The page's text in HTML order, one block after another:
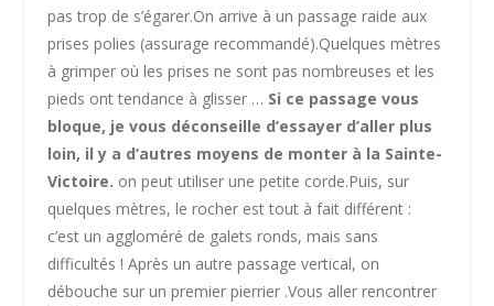
pas trop de s’égarer.On arrive à un passage raide aux
prises polies (assurage recommandé).Quelques mètres
à grimper où les prises ne sont pas nombreuses et les
pieds ont tendance à glisser … Si ce passage vous
bloque, je vous déconseille d’essayer d’aller plus
loin, il y a d’autres moyens de monter à la Sainte-
Victoire. on peut utiliser une petite corde.Puis, sur
quelques mètres, le rocher est tout à fait différent :
c’est un aggloméré de galets ronds, mais sans
difficultés ! Après un autre passage vertical, on
débouche sur un premier pierrier .Vous aller rencontrer